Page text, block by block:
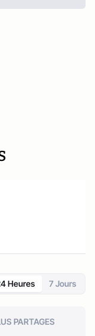
Heures 7 Jours
PARTAGES